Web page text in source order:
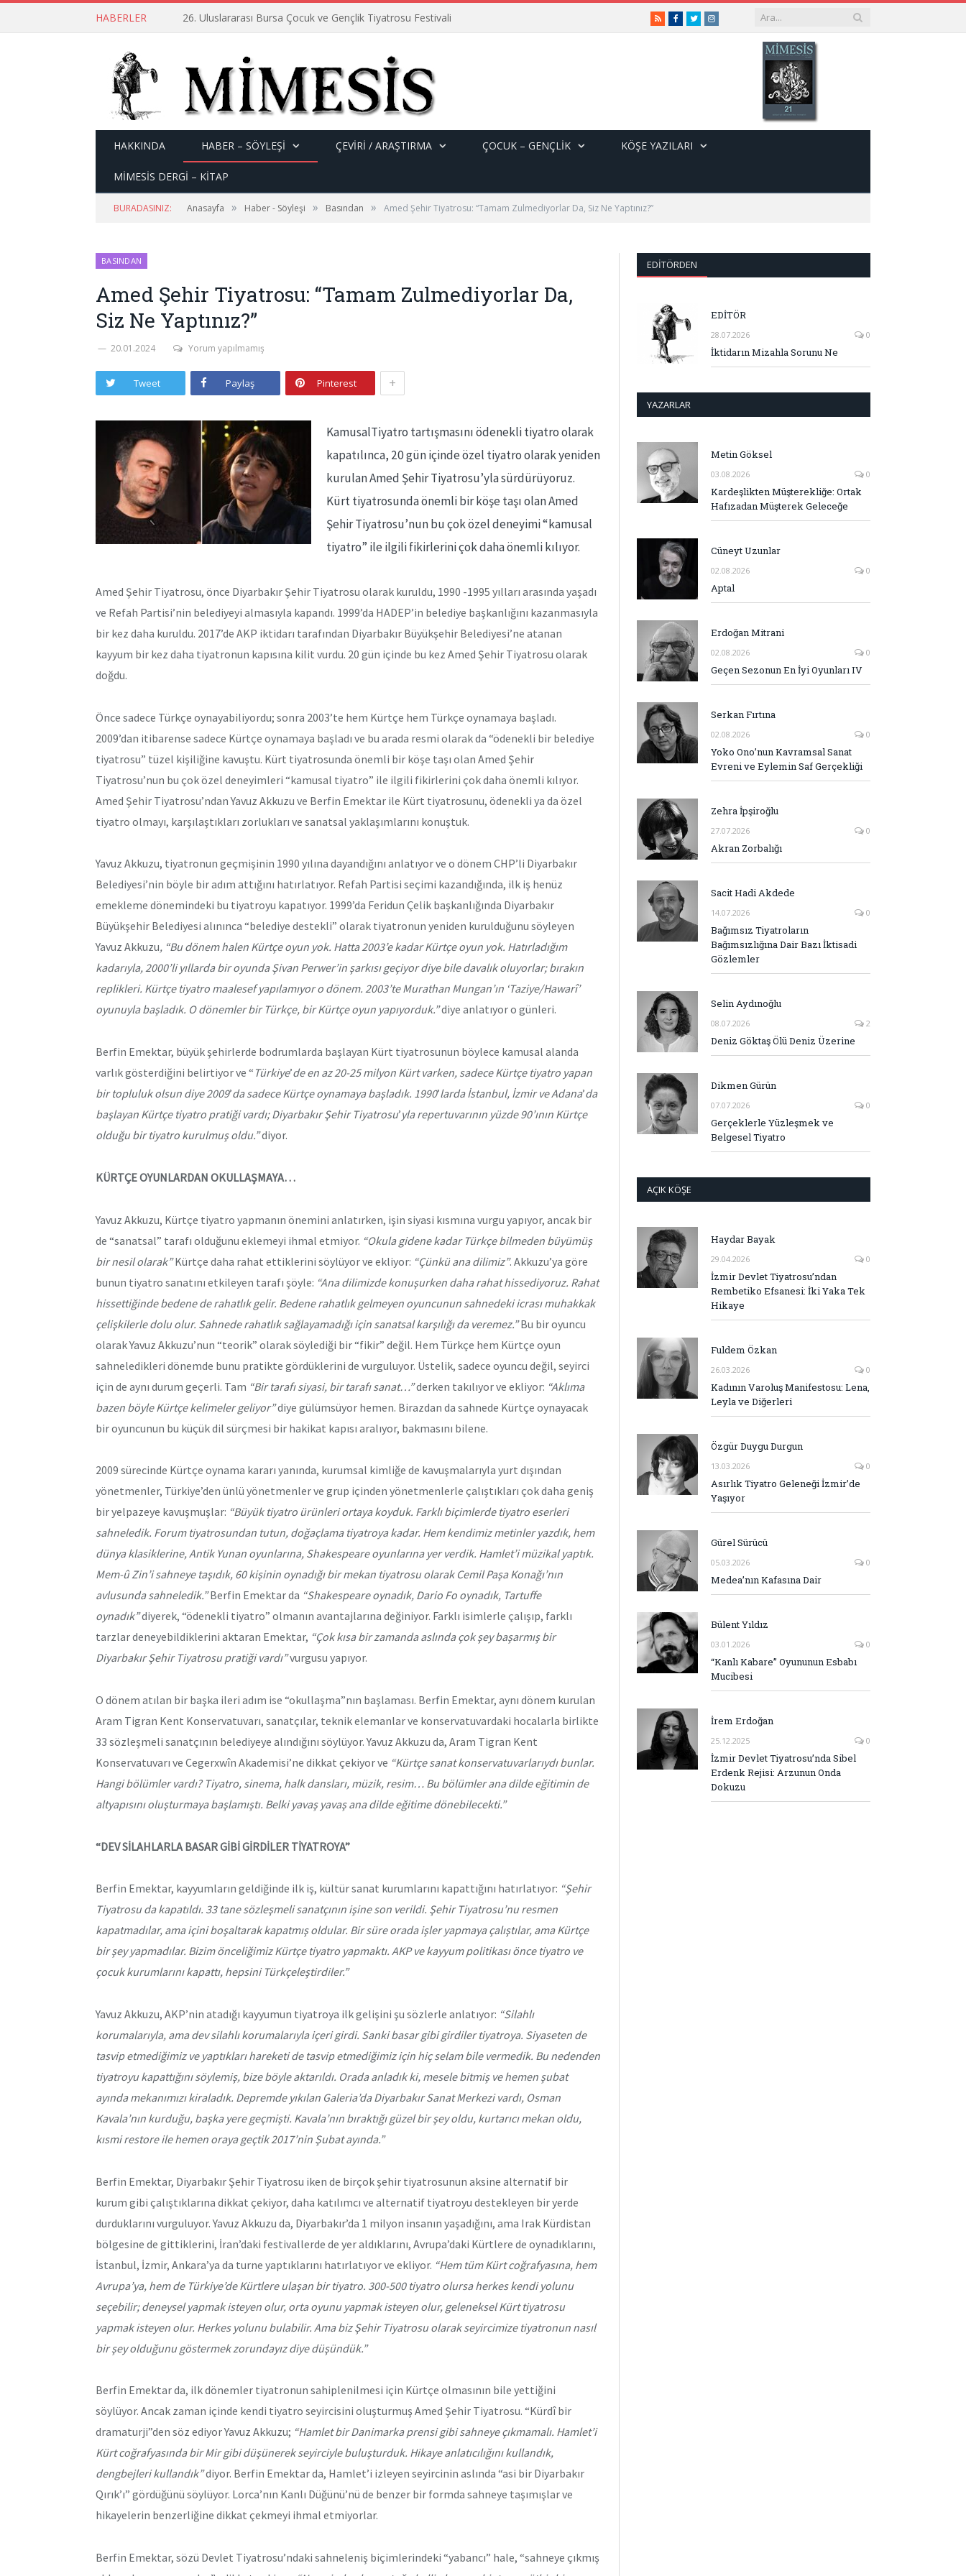
HABERLER 26. Uluslararası Bursa Çocuk ve Gençlik Tiyatrosu Festivali RSSFacebook
TwitterInstagram
HAKKINDA HABER – SÖYLEŞI ÇEVİRİ / ARAŞTIRMA ÇOCUK – GENÇLIK KÖŞE YAZILARI
MİMESİS DERGİ – KİTAP
BURADASINIZ: Anasayfa » Haber - Söyleşi » Basından » Amed Şehir Tiyatrosu: “Tamam Zulmediyorlar Da, Siz Ne Yaptınız?”
BASINDAN
Amed Şehir Tiyatrosu: “Tamam Zulmediyorlar Da,
Siz Ne Yaptınız?”
20.01.2024 Yorum yapılmamış
Tweet Paylaş Pinterest +
KamusalTiyatro tartışmasını ödenekli tiyatro olarak
kapatılınca, 20 gün içinde özel tiyatro olarak yeniden
kurulan Amed Şehir Tiyatrosu’yla sürdürüyoruz.
Kürt tiyatrosunda önemli bir köşe taşı olan Amed
Şehir Tiyatrosu’nun bu çok özel deneyimi “kamusal
tiyatro” ile ilgili fikirlerini çok daha önemli kılıyor.
Amed Şehir Tiyatrosu, önce Diyarbakır Şehir Tiyatrosu olarak kuruldu, 1990 -1995 yılları arasında yaşadı
ve Refah Partisi’nin belediyeyi almasıyla kapandı. 1999’da HADEP’in belediye başkanlığını kazanmasıyla
bir kez daha kuruldu. 2017’de AKP iktidarı tarafından Diyarbakır Büyükşehir Belediyesi’ne atanan
kayyum bir kez daha tiyatronun kapısına kilit vurdu. 20 gün içinde bu kez Amed Şehir Tiyatrosu olarak
doğdu.
Önce sadece Türkçe oynayabiliyordu; sonra 2003’te hem Kürtçe hem Türkçe oynamaya başladı.
2009’dan itibarense sadece Kürtçe oynamaya başladı ve bu arada resmi olarak da “ödenekli bir belediye
tiyatrosu” tüzel kişiliğine kavuştu. Kürt tiyatrosunda önemli bir köşe taşı olan Amed Şehir
Tiyatrosu’nun bu çok özel deneyimleri “kamusal tiyatro” ile ilgili fikirlerini çok daha önemli kılıyor.
Amed Şehir Tiyatrosu’ndan Yavuz Akkuzu ve Berfin Emektar ile Kürt tiyatrosunu, ödenekli ya da özel
tiyatro olmayı, karşılaştıkları zorlukları ve sanatsal yaklaşımlarını konuştuk.
Yavuz Akkuzu, tiyatronun geçmişinin 1990 yılına dayandığını anlatıyor ve o dönem CHP’li Diyarbakır
Belediyesi’nin böyle bir adım attığını hatırlatıyor. Refah Partisi seçimi kazandığında, ilk iş henüz
emekleme dönemindeki bu tiyatroyu kapatıyor. 1999’da Feridun Çelik başkanlığında Diyarbakır
Büyükşehir Belediyesi alınınca “belediye destekli” olarak tiyatronun yeniden kurulduğunu söyleyen
Yavuz Akkuzu, “Bu dönem halen Kürtçe oyun yok. Hatta 2003’e kadar Kürtçe oyun yok. Hatırladığım
kadarıyla, 2000’li yıllarda bir oyunda Şivan Perwer’in şarkısı geçiyor diye bile davalık oluyorlar; bırakın
replikleri. Kürtçe tiyatro maalesef yapılamıyor o dönem. 2003’te Murathan Mungan’ın ‘Taziye/Hawarî’
oyunuyla başladık. O dönemler bir Türkçe, bir Kürtçe oyun yapıyorduk.”diye anlatıyor o günleri.
Berfin Emektar, büyük şehirlerde bodrumlarda başlayan Kürt tiyatrosunun böylece kamusal alanda
varlık gösterdiğini belirtiyor ve “ Türkiye’de en az 20-25 milyon Kürt varken, sadece Kürtçe tiyatro yapan
bir topluluk olsun diye 2009’da sadece Kürtçe oynamaya başladık. 1990’larda İstanbul, İzmir ve Adana’da
başlayan Kürtçe tiyatro pratiği vardı; Diyarbakır Şehir Tiyatrosu’yla repertuvarının yüzde 90’ının Kürtçe
olduğu bir tiyatro kurulmuş oldu.”diyor.
KÜRTÇE OYUNLARDAN OKULLAŞMAYA…
Yavuz Akkuzu, Kürtçe tiyatro yapmanın önemini anlatırken, işin siyasi kısmına vurgu yapıyor, ancak bir
de “sanatsal” tarafı olduğunu eklemeyi ihmal etmiyor. “Okula gidene kadar Türkçe bilmeden büyümüş
bir nesil olarak”Kürtçe daha rahat ettiklerini söylüyor ve ekliyor: “Çünkü ana dilimiz”. Akkuzu’ya göre
bunun tiyatro sanatını etkileyen tarafı şöyle: “Ana dilimizde konuşurken daha rahat hissediyoruz. Rahat
hissettiğinde bedene de rahatlık gelir. Bedene rahatlık gelmeyen oyuncunun sahnedeki icrası muhakkak
çelişkilerle dolu olur. Sahnede rahatlık sağlayamadığı için sanatsal karşılığı da veremez.”Bu bir oyuncu
olarak Yavuz Akkuzu’nun “teorik” olarak söylediği bir “fikir” değil. Hem Türkçe hem Kürtçe oyun
sahneledikleri dönemde bunu pratikte gördüklerini de vurguluyor. Üstelik, sadece oyuncu değil, seyirci
için de aynı durum geçerli. Tam “Bir tarafı siyasi, bir tarafı sanat…”derken takılıyor ve ekliyor: “Aklıma
bazen böyle Kürtçe kelimeler geliyor”diye gülümsüyor hemen. Birazdan da sahnede Kürtçe oynayacak
bir oyuncunun bu küçük dil sürçmesi bir hakikat kapısı aralıyor, bakmasını bilene.
2009 sürecinde Kürtçe oynama kararı yanında, kurumsal kimliğe de kavuşmalarıyla yurt dışından
yönetmenler, Türkiye’den ünlü yönetmenler ve grup içinden yönetmenlerle çalıştıkları çok daha geniş
bir yelpazeye kavuşmuşlar: “Büyük tiyatro ürünleri ortaya koyduk. Farklı biçimlerde tiyatro eserleri
sahneledik. Forum tiyatrosundan tutun, doğaçlama tiyatroya kadar. Hem kendimiz metinler yazdık, hem
dünya klasiklerine, Antik Yunan oyunlarına, Shakespeare oyunlarına yer verdik. Hamlet’i müzikal yaptık.
Mem-û Zin’i sahneye taşıdık, 60 kişinin oynadığı bir mekan tiyatrosu olarak Cemil Paşa Konağı’nın
avlusunda sahneledik.”Berfin Emektar da “Shakespeare oynadık, Dario Fo oynadık, Tartuffe
oynadık”diyerek, “ödenekli tiyatro” olmanın avantajlarına değiniyor. Farklı isimlerle çalışıp, farklı
tarzlar deneyebildiklerini aktaran Emektar, “Çok kısa bir zamanda aslında çok şey başarmış bir
Diyarbakır Şehir Tiyatrosu pratiği vardı”vurgusu yapıyor.
O dönem atılan bir başka ileri adım ise “okullaşma”nın başlaması. Berfin Emektar, aynı dönem kurulan
Aram Tigran Kent Konservatuvarı, sanatçılar, teknik elemanlar ve konservatuvardaki hocalarla birlikte
33 sözleşmeli sanatçının belediyeye alındığını söylüyor. Yavuz Akkuzu da, Aram Tigran Kent
Konservatuvarı ve Cegerxwîn Akademisi’ne dikkat çekiyor ve “Kürtçe sanat konservatuvarlarıydı bunlar.
Hangi bölümler vardı? Tiyatro, sinema, halk dansları, müzik, resim… Bu bölümler ana dilde eğitimin de
altyapısını oluşturmaya başlamıştı. Belki yavaş yavaş ana dilde eğitime dönebilecekti.”
“DEV SİLAHLARLA BASAR GİBİ GİRDİLER TİYATROYA”
Berfin Emektar, kayyumların geldiğinde ilk iş, kültür sanat kurumlarını kapattığını hatırlatıyor: “Şehir
Tiyatrosu da kapatıldı. 33 tane sözleşmeli sanatçının işine son verildi. Şehir Tiyatrosu’nu resmen
kapatmadılar, ama içini boşaltarak kapatmış oldular. Bir süre orada işler yapmaya çalıştılar, ama Kürtçe
bir şey yapmadılar. Bizim önceliğimiz Kürtçe tiyatro yapmaktı. AKP ve kayyum politikası önce tiyatro ve
çocuk kurumlarını kapattı, hepsini Türkçeleştirdiler.”
Yavuz Akkuzu, AKP’nin atadığı kayyumun tiyatroya ilk gelişini şu sözlerle anlatıyor: “Silahlı
korumalarıyla, ama dev silahlı korumalarıyla içeri girdi. Sanki basar gibi girdiler tiyatroya. Siyaseten de
tasvip etmediğimiz ve yaptıkları hareketi de tasvip etmediğimiz için hiç selam bile vermedik. Bu nedenden
tiyatroyu kapattığını söylemiş, bize böyle aktarıldı. Orada anladık ki, mesele bitmiş ve hemen şubat
ayında mekanımızı kiraladık. Depremde yıkılan Galeria’da Diyarbakır Sanat Merkezi vardı, Osman
Kavala’nın kurduğu, başka yere geçmişti. Kavala’nın bıraktığı güzel bir şey oldu, kurtarıcı mekan oldu,
kısmi restore ile hemen oraya geçtik 2017’nin Şubat ayında.”
Berfin Emektar, Diyarbakır Şehir Tiyatrosu iken de birçok şehir tiyatrosunun aksine alternatif bir
kurum gibi çalıştıklarına dikkat çekiyor, daha katılımcı ve alternatif tiyatroyu destekleyen bir yerde
durduklarını vurguluyor. Yavuz Akkuzu da, Diyarbakır’da 1 milyon insanın yaşadığını, ama Irak Kürdistan
bölgesine de gittiklerini, İran’daki festivallerde de yer aldıklarını, Avrupa’daki Kürtlere de oynadıklarını,
İstanbul, İzmir, Ankara’ya da turne yaptıklarını hatırlatıyor ve ekliyor. “Hem tüm Kürt coğrafyasına, hem
Avrupa’ya, hem de Türkiye’de Kürtlere ulaşan bir tiyatro. 300-500 tiyatro olursa herkes kendi yolunu
seçebilir; deneysel yapmak isteyen olur, orta oyunu yapmak isteyen olur, geleneksel Kürt tiyatrosu
yapmak isteyen olur. Herkes yolunu bulabilir. Ama biz Şehir Tiyatrosu olarak seyircimize tiyatronun nasıl
bir şey olduğunu göstermek zorundayız diye düşündük.”
Berfin Emektar da, ilk dönemler tiyatronun sahiplenilmesi için Kürtçe olmasının bile yettiğini
söylüyor. Ancak zaman içinde kendi tiyatro seyircisini oluşturmuş Amed Şehir Tiyatrosu. “Kürdî bir
dramaturji”den söz ediyor Yavuz Akkuzu; “Hamlet bir Danimarka prensi gibi sahneye çıkmamalı. Hamlet’i
Kürt coğrafyasında bir Mir gibi düşünerek seyirciyle buluşturduk. Hikaye anlatıcılığını kullandık,
dengbejleri kullandık”diyor. Berfin Emektar da, Hamlet’i izleyen seyircinin aslında “asi bir Diyarbakır
Qırık’ı” gördüğünü söylüyor. Lorca’nın Kanlı Düğünü’nü de benzer bir formda sahneye taşımışlar ve
hikayelerin benzerliğine dikkat çekmeyi ihmal etmiyorlar.
Berfin Emektar, sözü Devlet Tiyatrosu’ndaki sahneleniş biçimlerindeki “yabancı” hale, “sahneye çıkmış
EDITÖRDEN
EDİTÖR
28.07.2026 0
İktidarın Mizahla Sorunu Ne
YAZARLAR
Metin Göksel
03.08.2026 0
Kardeşlikten Müşterekliğe: Ortak
Hafızadan Müşterek Geleceğe
Cüneyt Uzunlar
02.08.2026 0
Aptal
Erdoğan Mitrani
02.08.2026 0
Geçen Sezonun En İyi Oyunları IV
Serkan Fırtına
02.08.2026 0
Yoko Ono’nun Kavramsal Sanat
Evreni ve Eylemin Saf Gerçekliği
Zehra İpşiroğlu
27.07.2026 0
Akran Zorbalığı
Sacit Hadi Akdede
14.07.2026 0
Bağımsız Tiyatroların
Bağımsızlığına Dair Bazı İktisadi
Gözlemler
Selin Aydınoğlu
08.07.2026 2
Deniz Göktaş Ölü Deniz Üzerine
Dikmen Gürün
07.07.2026 0
Gerçeklerle Yüzleşmek ve
Belgesel Tiyatro
AÇIK KÖŞE
Haydar Bayak
29.04.2026 0
İzmir Devlet Tiyatrosu’ndan
Rembetiko Efsanesi: İki Yaka Tek
Hikaye
Fuldem Özkan
26.03.2026 0
Kadının Varoluş Manifestosu: Lena,
Leyla ve Diğerleri
Özgür Duygu Durgun
13.03.2026 0
Asırlık Tiyatro Geleneği İzmir’de
Yaşıyor
Gürel Sürücü
05.03.2026 0
Medea’nın Kafasına Dair
Bülent Yıldız
03.01.2026 0
“Kanlı Kabare” Oyununun Esbabı
Mucibesi
İrem Erdoğan
25.12.2025 0
İzmir Devlet Tiyatrosu’nda Sibel
Erdenk Rejisi: Arzunun Onda
Dokuzu